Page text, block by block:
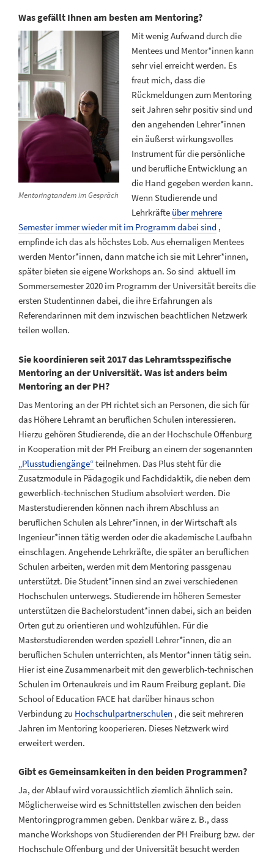
Was gefällt Ihnen am besten am Mentoring?
Mentoringtandem im Gespräch
Mit wenig Aufwand durch die
Mentees und Mentor*innen kann
sehr viel erreicht werden. Es
freut mich, dass die
Rückmeldungen zum Mentoring
seit Jahren sehr positiv sind und
den angehenden Lehrer*innen
ein äußerst wirkungsvolles
Instrument für die persönliche
und berufliche Entwicklung an
die Hand gegeben werden kann.
Wenn Studierende und
Lehrkräfte über mehrere
Semester immer wieder mit im Programm dabei sind ,
empfinde ich das als höchstes Lob. Aus ehemaligen Mentees
werden Mentor*innen, dann matche ich sie mit Lehrer*innen,
später bieten sie eigene Workshops an. So sind aktuell im
Sommersemester 2020 im Programm der Universität bereits die
ersten Studentinnen dabei, die ihre Erfahrungen als
Referendarinnen mit dem inzwischen beachtlichen Netzwerk
teilen wollen.
Sie koordinieren seit 2017 das Lehramtsspezifische
Mentoring an der Universität. Was ist anders beim
Mentoring an der PH?
Das Mentoring an der PH richtet sich an Personen, die sich für
das Höhere Lehramt an beruflichen Schulen interessieren.
Hierzu gehören Studierende, die an der Hochschule Offenburg
in Kooperation mit der PH Freiburg an einem der sogenannten
„Plusstudiengänge“teilnehmen. Das Plus steht für die
Zusatzmodule in Pädagogik und Fachdidaktik, die neben dem
gewerblich-technischen Studium absolviert werden. Die
Masterstudierenden können nach ihrem Abschluss an
beruflichen Schulen als Lehrer*innen, in der Wirtschaft als
Ingenieur*innen tätig werden oder die akademische Laufbahn
einschlagen. Angehende Lehrkräfte, die später an beruflichen
Schulen arbeiten, werden mit dem Mentoring passgenau
unterstützt. Die Student*innen sind an zwei verschiedenen
Hochschulen unterwegs. Studierende im höheren Semester
unterstützen die Bachelorstudent*innen dabei, sich an beiden
Orten gut zu orientieren und wohlzufühlen. Für die
Masterstudierenden werden speziell Lehrer*innen, die an
beruflichen Schulen unterrichten, als Mentor*innen tätig sein.
Hier ist eine Zusammenarbeit mit den gewerblich-technischen
Schulen im Ortenaukreis und im Raum Freiburg geplant. Die
School of Education FACE hat darüber hinaus schon
Verbindung zu Hochschulpartnerschulen , die seit mehreren
Jahren im Mentoring kooperieren. Dieses Netzwerk wird
erweitert werden.
Gibt es Gemeinsamkeiten in den beiden Programmen?
Ja, der Ablauf wird voraussichtlich ziemlich ähnlich sein.
Möglicherweise wird es Schnittstellen zwischen den beiden
Mentoringprogrammen geben. Denkbar wäre z. B., dass
manche Workshops von Studierenden der PH Freiburg bzw. der
Hochschule Offenburg und der Universität besucht werden